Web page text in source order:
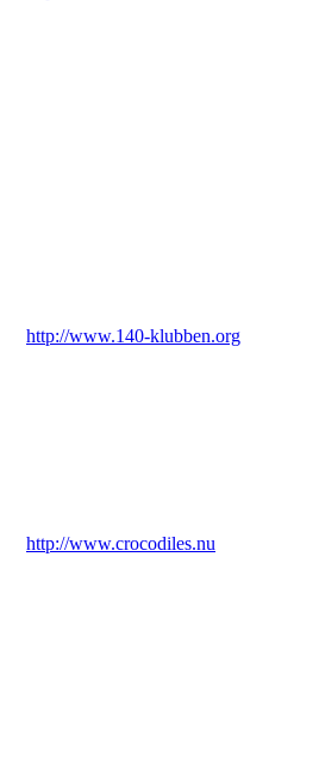
http://www.140-klubben.org
http://www.crocodiles.nu